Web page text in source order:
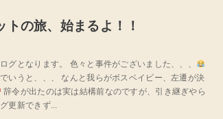
トの旅、始まるよ！！
グとなります。 色々と事件がございました、、、
いうと、、、 なんと我らがボスベイビー、左遷が決
辞令が出たのは実は結構前なのですが、引き継ぎやら
更新できず...